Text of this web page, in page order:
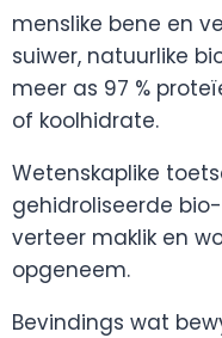
menslike bene en
suiwer, natuurlike
meer as 97 %
of koolhidrate.
Wetenskaplike
gehidroliseerde
verteer maklik en
opgeneem.
Bevindings wat